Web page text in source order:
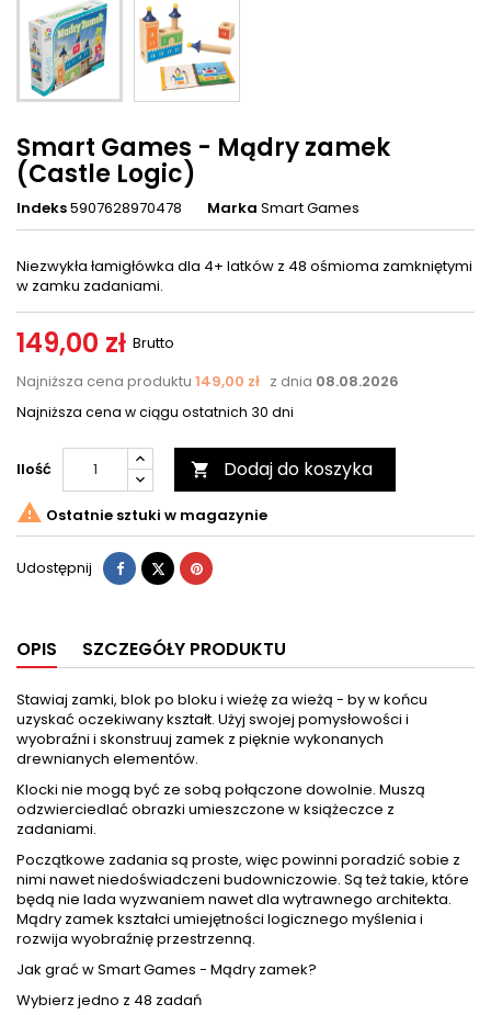
Smart Games - Mądry zamek
(Castle Logic)
Indeks5907628970478 Marka Smart Games
Niezwykła łamigłówka dla 4+ latków z 48 ośmioma zamkniętymi
w zamku zadaniami.
149,00 zł Brutto
Najniższa cena produktu 149,00 zł z dnia 08.08.2026
Najniższa cena w ciągu ostatnich 30 dni
Ilość  Dodaj do koszyka
 Ostatnie sztuki w magazynie
Udostępnij Udostępnij
TweetujPinterest
OPIS SZCZEGÓŁY PRODUKTU
Stawiaj zamki, blok po bloku i wieżę za wieżą - by w końcu
uzyskać oczekiwany kształt. Użyj swojej pomysłowości i
wyobraźni i skonstruuj zamek z pięknie wykonanych
drewnianych elementów.
Klocki nie mogą być ze sobą połączone dowolnie. Muszą
odzwierciedlać obrazki umieszczone w książeczce z
zadaniami.
Początkowe zadania są proste, więc powinni poradzić sobie z
nimi nawet niedoświadczeni budowniczowie. Są też takie, które
będą nie lada wyzwaniem nawet dla wytrawnego architekta.
Mądry zamek kształci umiejętności logicznego myślenia i
rozwija wyobraźnię przestrzenną.
Jak grać w Smart Games - Mądry zamek?
Wybierz jedno z 48 zadań